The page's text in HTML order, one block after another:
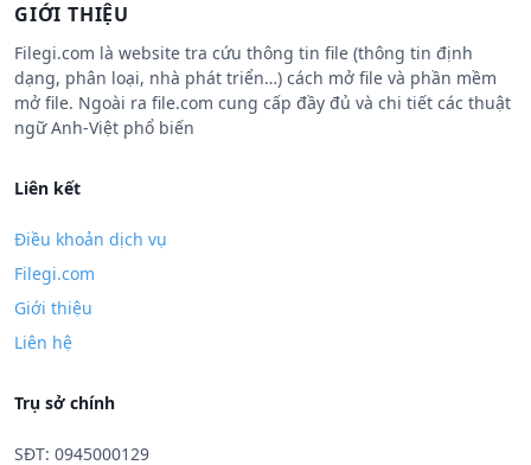
GIỚI THIỆU
Filegi.com là website tra cứu thông tin file (thông tin định
dạng, phân loại, nhà phát triển…) cách mở file và phần mềm
mở file. Ngoài ra file.com cung cấp đầy đủ và chi tiết các thuật
ngữ Anh-Việt phổ biến
Liên kết
Điều khoản dịch vụ
Filegi.com
Giới thiệu
Liên hệ
Trụ sở chính
SĐT: 0945000129